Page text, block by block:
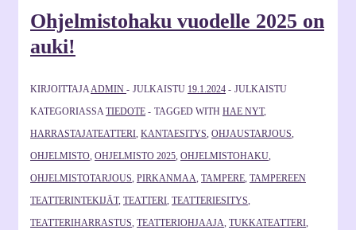
Ohjelmistohaku vuodelle 2025 on
auki!
KIRJOITTAJA ADMIN JULKAISTU 19.1.2024
JULKAISTU
KATEGORIASSA TIEDOTE TAGGED WITH HAE NYT,
HARRASTAJATEATTERI KANTAESITYS OHJAUSTARJOUS
OHJELMISTO OHJELMISTO 2025 OHJELMISTOHAKU
OHJELMISTOTARJOUS PIRKANMAA TAMPERE TAMPEREEN
TEATTERINTEKIJÄT, TEATTERI TEATTERIESITYS
TEATTERIHARRASTUS TEATTERIOHJAAJA TUKKATEATTERI